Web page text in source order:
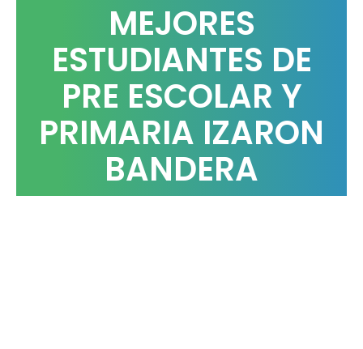
MEJORES
ESTUDIANTES DE
PRE ESCOLAR Y
PRIMARIA IZARON
BANDERA